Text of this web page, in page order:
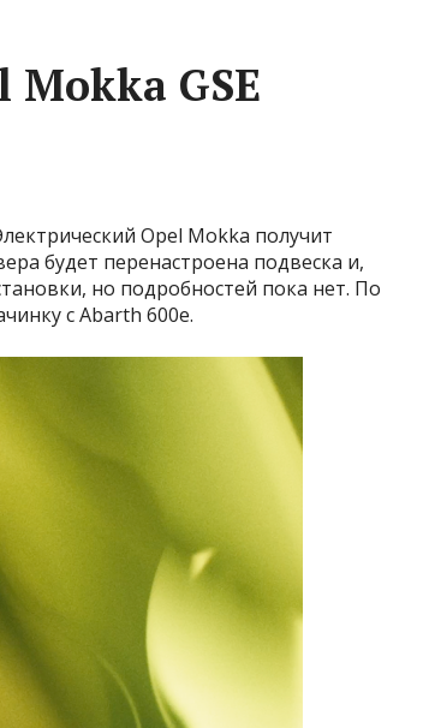
GSE
Opel Mokka получит
будет перенастроена подвеска и,
но подробностей пока нет. По
с Abarth 600e.